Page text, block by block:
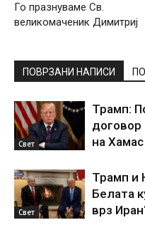
Го празнуваме Св.
великомаченик Димитриј
ПОВРЗАНИ НАПИСИ
Свет
Трамп:
договор
на Хамас
Свет
Трамп и
Белата
врз